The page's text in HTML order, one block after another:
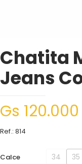
Chatita
Jeans
Gs 120.000
Ref.: 814
Calce 34 35